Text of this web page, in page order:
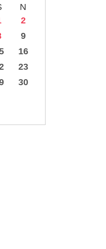
N
2
9
16
23
30